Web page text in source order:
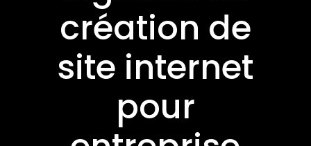
création de
site internet
pour